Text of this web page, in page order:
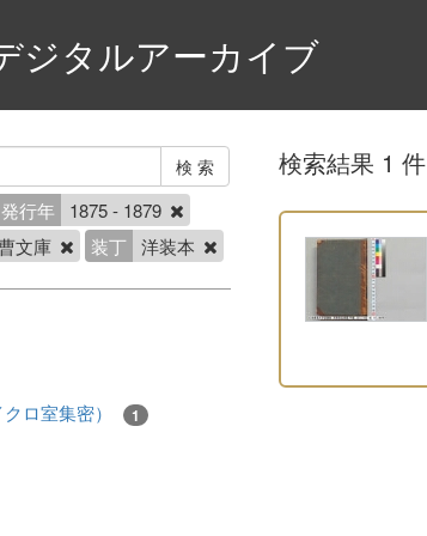
ジタルアーカイブ
発行年
1875 - 1879
文庫 装丁 洋装本
ロ室集密） 1
検索結果 1 件